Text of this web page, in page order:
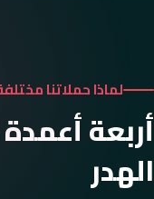
لماذا حملاتنا
أربعة
الهدر